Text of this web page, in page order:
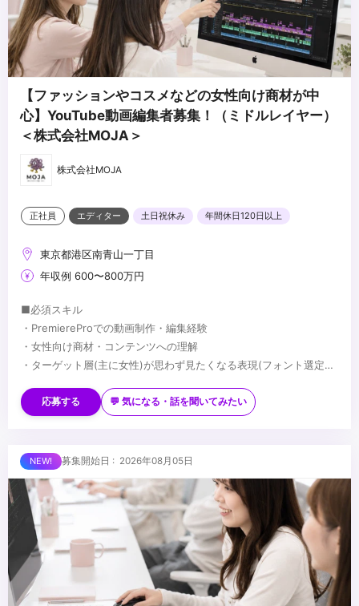
【ファッションやコスメなどの女性向け商材が中
心】YouTube動画編集者募集！（ミドルレイヤー）
＜株式会社MOJA＞
株式会社MOJA
正社員 エディター 土日祝休み 年間休日120日以上
東京都港区南青山一丁目
年収例 600〜800万円
■必須スキル
・PremiereProでの動画制作・編集経験
・女性向け商材・コンテンツへの理解
・ターゲット層(主に女性)が思わず見たくなる表現(フォント選定・
※応募時は、ポートフォリオor制作物のURLのご提出をお願いしま
す
外とさせていただきます
・PhotoshopやIllustratorを用いたデザイン経験がある方
・AfterEffectsの使用経験がある方
■求める人物像
・制作する動画のクオリティに妥協しない方
・自ら仕事を取りに行き、プロフェッショナルとして成長する意欲
のある方
・責任感のある方
・周りのメンバーと協調・協業ができる方
応募する 💬 気になる・話を聞いてみたい
募集開始日 : 2026年08月05日